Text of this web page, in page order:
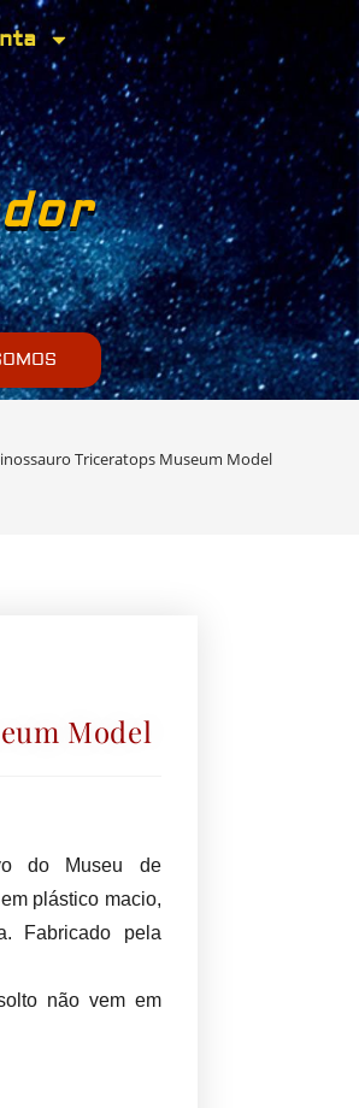
Triceratops Museum Model
Model
do Museu de
plástico macio,
Fabricado pela
não vem em